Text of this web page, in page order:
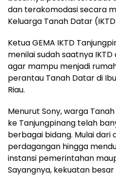
dan terakomodasi secara
Keluarga Tanah Datar
Ketua GEMA IKTD
menilai sudah saatnya
agar mampu menjadi
perantau Tanah Datar di
Riau.
Menurut Sony, warga
ke Tanjungpinang telah
berbagai bidang. Mulai dari
perdagangan hingga
instansi pemerintahan
Sayangnya, kekuatan